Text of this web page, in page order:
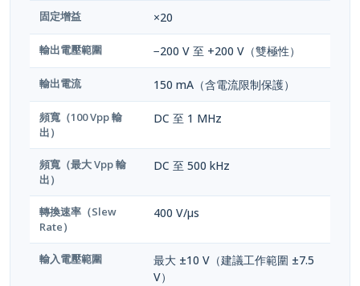
固定增益 ×20
輸出電壓範圍 −200 V 至 +200 V（雙極性）
輸出電流 150 mA（含電流限制保護）
頻寬（100 Vpp 輸
出）
DC 至 1 MHz
頻寬（最大 Vpp 輸
出）
DC 至 500 kHz
轉換速率（Slew
Rate）
400 V/µs
輸入電壓範圍
最大 ±10 V（建議工作範圍 ±7.5
V）